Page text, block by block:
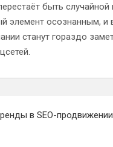
быть случайной
элемент осознанным, и
станут гораздо
в SEO-